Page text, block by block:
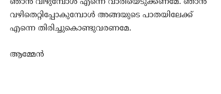
ഞാന്‍ വീഴുമ്പോള്‍ എന്നെ വാരിയെടുക്കണമേ. ഞാന്‍
വഴിതെറ്റിപ്പോകുമ്പോള്‍ അങ്ങയുടെ പാതയിലേക്ക്
എന്നെ തിരിച്ചുകൊണ്ടുവരണമേ.
ആമ്മേന്‍